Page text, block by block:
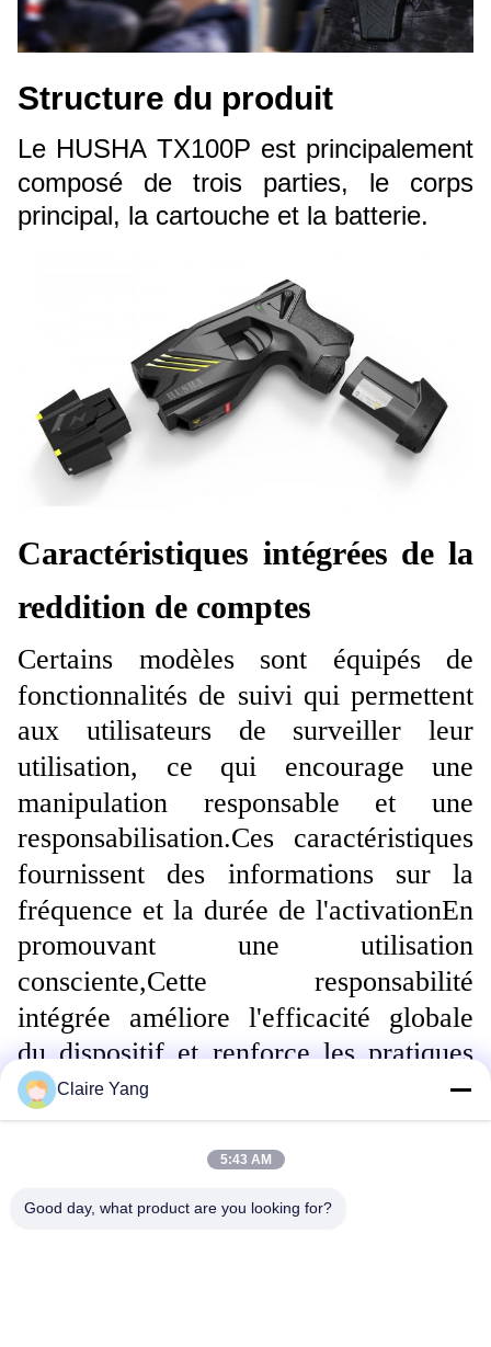
Structure du produit
Le HUSHA TX100P est principalement
composé de trois parties, le corps
principal, la cartouche et la batterie.
Caractéristiques intégrées de la
reddition de comptes
Certains modèles sont équipés de
fonctionnalités de suivi qui permettent
aux utilisateurs de surveiller leur
utilisation, ce qui encourage une
manipulation responsable et une
responsabilisation.Ces caractéristiques
fournissent des informations sur la
fréquence et la durée de l'activationEn
promouvant une utilisation
consciente,Cette responsabilité
intégrée améliore l'efficacité globale
du dispositif et renforce les pratiques
éthiques dans les situations critiques.
Claire Yang
5:43 AM
Good day, what product are you looking for?